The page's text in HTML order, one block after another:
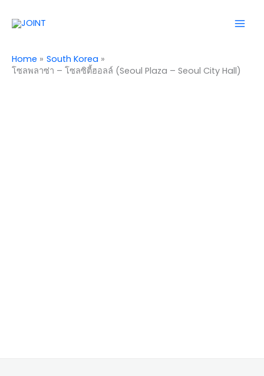
Home
South Korea
โซลพลาซ่า – โซลซิตี้ฮอลล์ (Seoul Plaza – Seoul City Hall)